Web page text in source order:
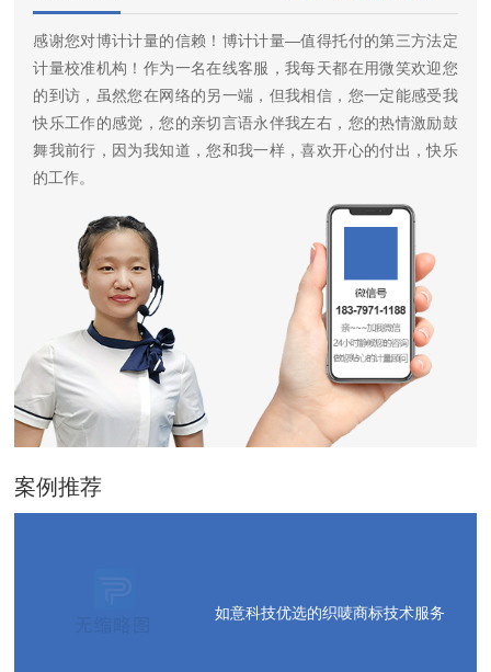
感谢您对博计计量的信赖！博计计量—值得托付的第三方法定
计量校准机构！作为一名在线客服，我每天都在用微笑欢迎您
的到访，虽然您在网络的另一端，但我相信，您一定能感受我
快乐工作的感觉，您的亲切言语永伴我左右，您的热情激励鼓
舞我前行，因为我知道，您和我一样，喜欢开心的付出，快乐
的工作。
案例推荐
如意科技优选的织唛商标技术服务